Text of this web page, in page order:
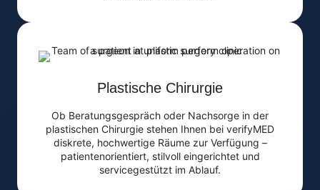
Plastische Chirurgie
Ob Beratungsgespräch oder Nachsorge in der
plastischen Chirurgie stehen Ihnen bei verifyMED
diskrete, hochwertige Räume zur Verfügung –
patientenorientiert, stilvoll eingerichtet und
servicegestützt im Ablauf.